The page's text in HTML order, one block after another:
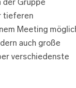
der Gruppe
tieferen
Meeting
auch große
verschiedenste